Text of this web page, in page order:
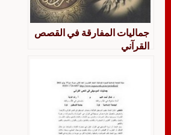
جماليات المفارقة في القصص
القرآني